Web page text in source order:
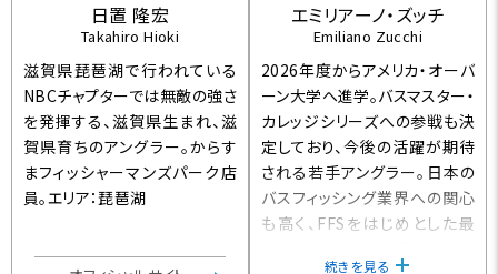
日置 隆宏
Takahiro Hioki
滋賀県琵琶湖で行われている
NBCチャプターでは無敵の強さ
を発揮する、滋賀県生まれ、滋
賀県育ちのアングラー。からす
まフィッシャーマンズパーク店
員。エリア：琵琶湖
エミリアーノ・ズッチ
Emiliano Zucchi
2026年度からアメリカ・オーバ
ーン大学へ進学。バスマスター・
カレッジシリーズへの参戦も決
定しており、今後の活躍が期待
される若手アングラー。日本の
バスフィッシング業界への関心
も高く、FFSをはじめとした最
続きを見る